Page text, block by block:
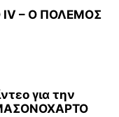
– Ο ΠΟΛΕΜΟΣ
για την